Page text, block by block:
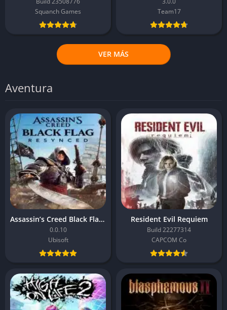
Squanch Games
Team17
VER MÁS
Aventura
Assassin’s Creed Black Flag Resynced
0.0.10
Ubisoft
Resident Evil Requiem
Build 22277314
CAPCOM Co